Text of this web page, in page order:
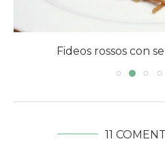
Fideos rossos con
11